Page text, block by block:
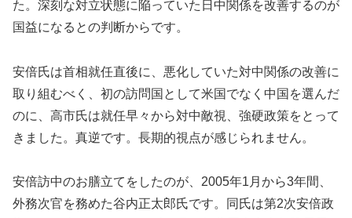
た。深刻な対立状態に陥っていた日中関係を改善するのが
国益になるとの判断からです。
安倍氏は首相就任直後に、悪化していた対中関係の改善に
取り組むべく、初の訪問国として米国でなく中国を選んだ
のに、高市氏は就任早々から対中敵視、強硬政策をとって
きました。真逆です。長期的視点が感じられません。
安倍訪中のお膳立てをしたのが、2005年1月から3年間、
外務次官を務めた谷内正太郎氏です。同氏は第2次安倍政